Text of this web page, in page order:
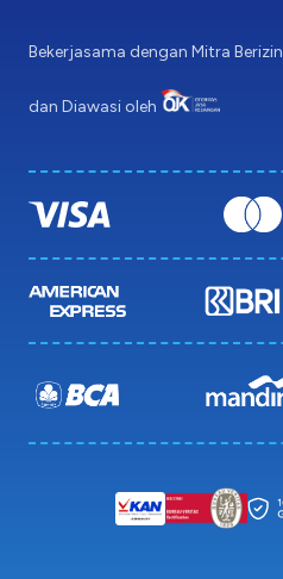
Bekerjasama dengan Mitra Berizin
dan Diawasi oleh